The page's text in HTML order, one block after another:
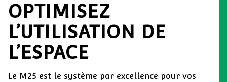
OPTIMISEZ
L’UTILISATION DE
L’ESPACE
Le M25 est le système par excellence pour vos